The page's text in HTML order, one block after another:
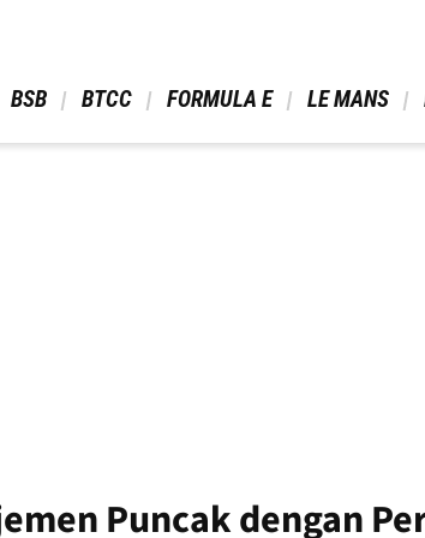
BSB BTCC FORMULA E LE MANS
Puncak dengan